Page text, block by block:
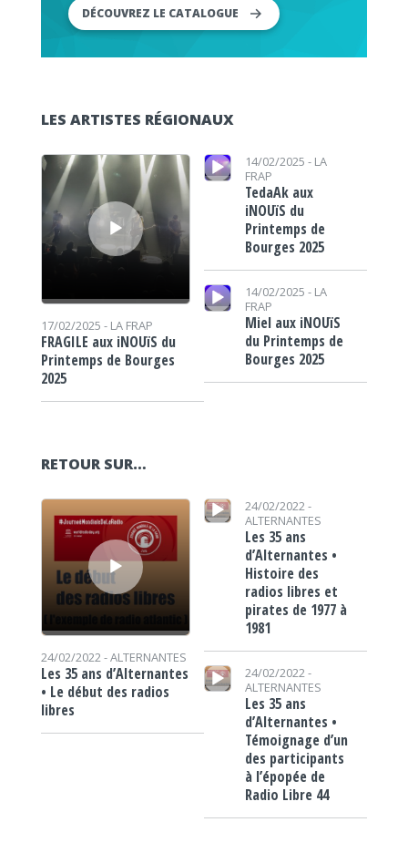
DÉCOUVREZ LE CATALOGUE
LES ARTISTES RÉGIONAUX
Lecteur audio
17/02/2025 - LA FRAP
FRAGILE aux iNOUïS du
Printemps de Bourges
2025
Lecteur audio 14/02/2025 - LA
FRAP
TedaAk aux
iNOUïS du
Printemps de
Bourges 2025
Lecteur audio
14/02/2025 - LA
FRAP
Miel aux iNOUïS
du Printemps de
Bourges 2025
RETOUR SUR…
Lecteur audio
24/02/2022 -ALTERNANTES
Les 35 ans d’Alternantes
• Le début des radios
libres
Lecteur audio
24/02/2022 -
ALTERNANTES
Les 35 ans
d’Alternantes •
Histoire des
radios libres et
pirates de 1977 à
1981
Lecteur audio
24/02/2022 -
ALTERNANTES
Les 35 ans
d’Alternantes •
Témoignage d’un
des participants
à l’épopée de
Radio Libre 44